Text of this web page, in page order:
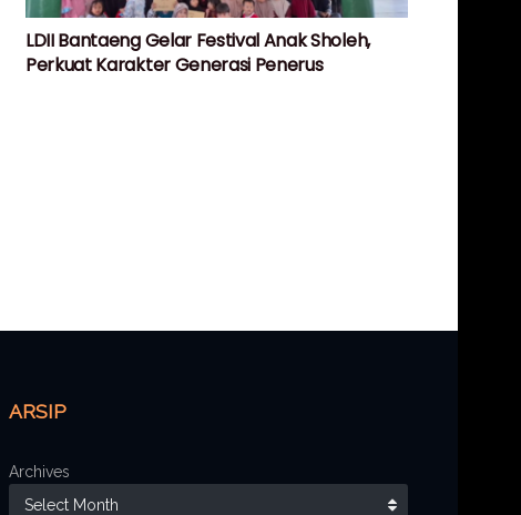
LDII Bantaeng Gelar Festival Anak Sholeh,
Perkuat Karakter Generasi Penerus
ARSIP
Archives
Select Month